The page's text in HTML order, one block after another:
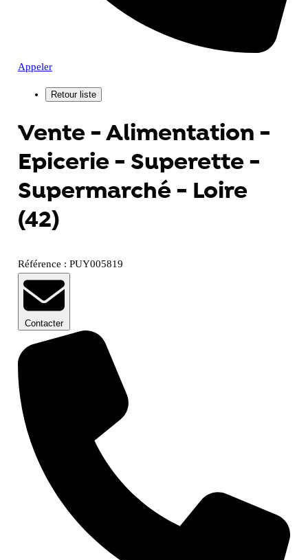
Appeler
Vente - Alimentation -
Epicerie - Superette -
Supermarché - Loire
(42)
Référence : PUY005819
Contacter